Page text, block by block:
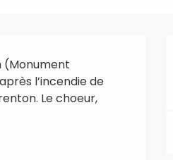
(Monument
l’incendie de
Le choeur,